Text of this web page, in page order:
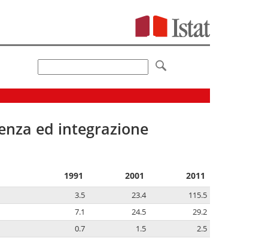
ed integrazione
1991 2001 2011
3.5 23.4
115.5
7.1 24.5
29.2
0.7 1.5
2.5